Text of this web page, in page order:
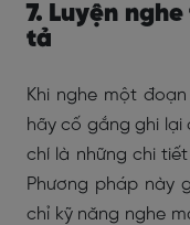
7. Luyện
tả
Khi nghe một
hãy cố gắng ghi
chí là những chi
Phương pháp này
chỉ kỹ năng nghe